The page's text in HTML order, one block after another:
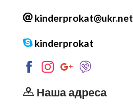
kinderprokat@ukr.net
kinderprokat
Наша адреса